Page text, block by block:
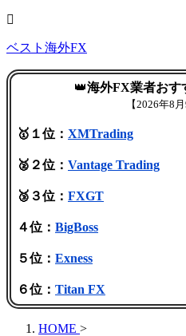
ベスト海外FX
👑海外FX業者おす
【2026年8月
🥇１位： XMTrading
🥈２位： Vantage Trading
🥉３位： FXGT
４位： BigBoss
５位： Exness
６位： Titan FX
HOME >